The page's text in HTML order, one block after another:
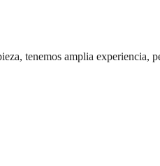
tenemos amplia experiencia,